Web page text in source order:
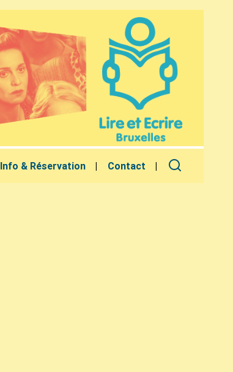
Info & Réservation Contact